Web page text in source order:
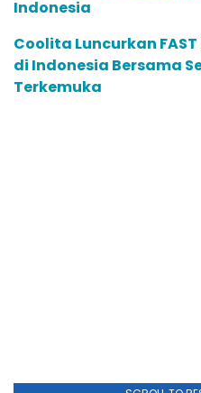
Indonesia
Coolita Luncurkan
di Indonesia Bersama
Terkemuka